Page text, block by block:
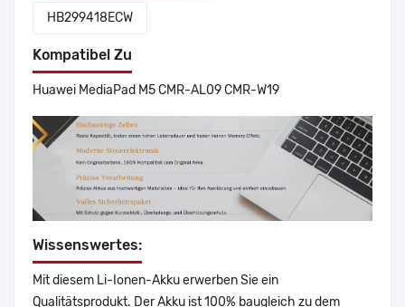
HB299418ECW
Kompatibel Zu
Huawei MediaPad M5 CMR-AL09 CMR-W19
Wissenswertes:
Mit diesem Li-Ionen-Akku erwerben Sie ein
Qualitätsprodukt. Der Akku ist 100% baugleich zu dem